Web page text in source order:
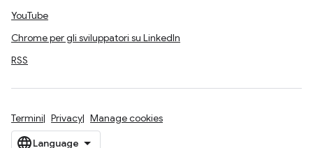
YouTube
Chrome per gli sviluppatori su LinkedIn
RSS
Termini Privacy Manage cookies